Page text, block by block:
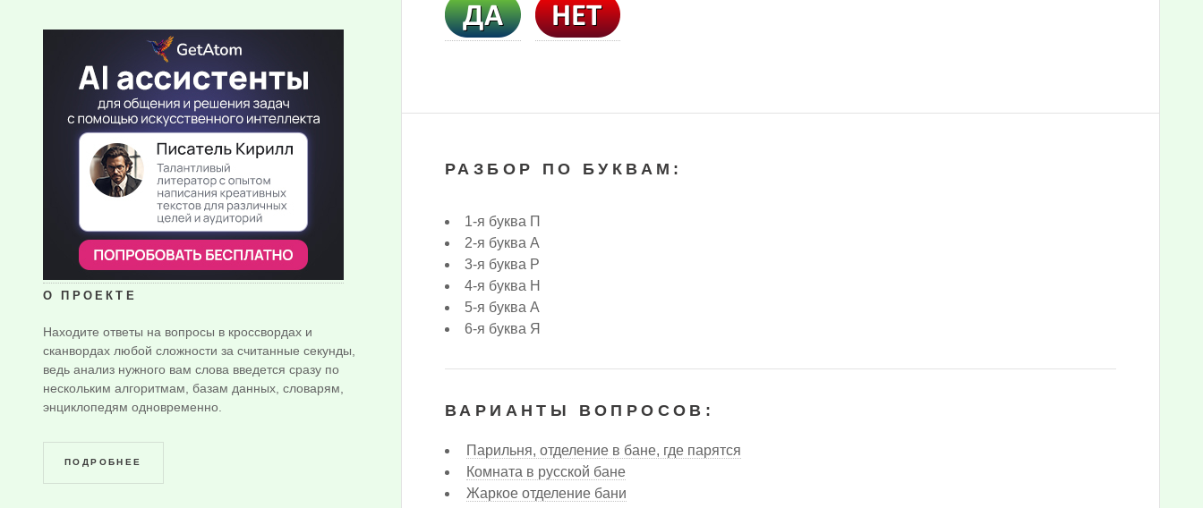
РАЗБОР ПО БУКВАМ:
1-я буква П
2-я буква А
3-я буква Р
4-я буква Н
5-я буква А
6-я буква Я
ВАРИАНТЫ ВОПРОСОВ:
Парильня, отделение в бане, где парятся
Комната в русской бане
Жаркое отделение бани
О ПРОЕКТЕ
Находите ответы на вопросы в кроссвордах и
сканвордах любой сложности за считанные секунды,
ведь анализ нужного вам слова введется сразу по
нескольким алгоритмам, базам данных, словарям,
энциклопедям одновременно.
ПОДРОБНЕЕ